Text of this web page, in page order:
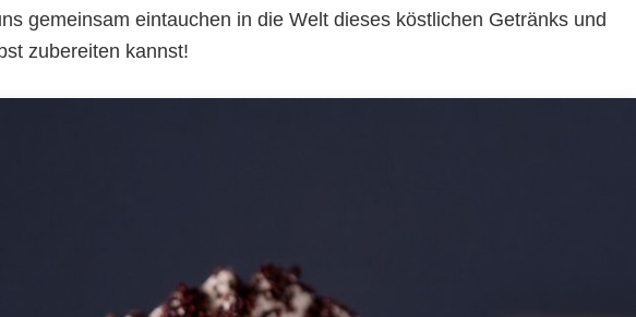
gemeinsam eintauchen in die Welt dieses köstlichen Getränks und
zubereiten kannst!